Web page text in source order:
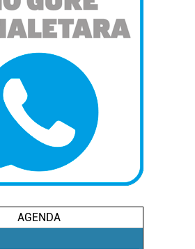
AGENDA